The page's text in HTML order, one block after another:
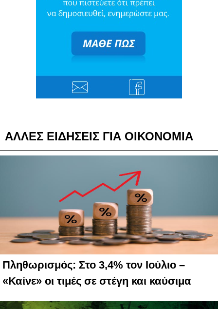
ΑΛΛΕΣ ΕΙΔΗΣΕΙΣ ΓΙΑ ΟΙΚΟΝΟΜΙΑ
Πληθωρισμός: Στο 3,4% τον Ιούλιο –
«Καίνε» οι τιμές σε στέγη και καύσιμα